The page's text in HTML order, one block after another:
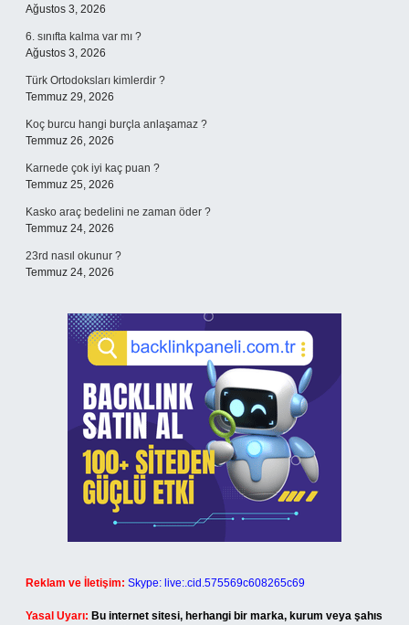
Ağustos 3, 2026
6. sınıfta kalma var mı ?
Ağustos 3, 2026
Türk Ortodoksları kimlerdir ?
Temmuz 29, 2026
Koç burcu hangi burçla anlaşamaz ?
Temmuz 26, 2026
Karnede çok iyi kaç puan ?
Temmuz 25, 2026
Kasko araç bedelini ne zaman öder ?
Temmuz 24, 2026
23rd nasıl okunur ?
Temmuz 24, 2026
Reklam ve İletişim: Skype: live:.cid.575569c608265c69
Yasal Uyarı: Bu internet sitesi, herhangi bir marka, kurum veya şahıs